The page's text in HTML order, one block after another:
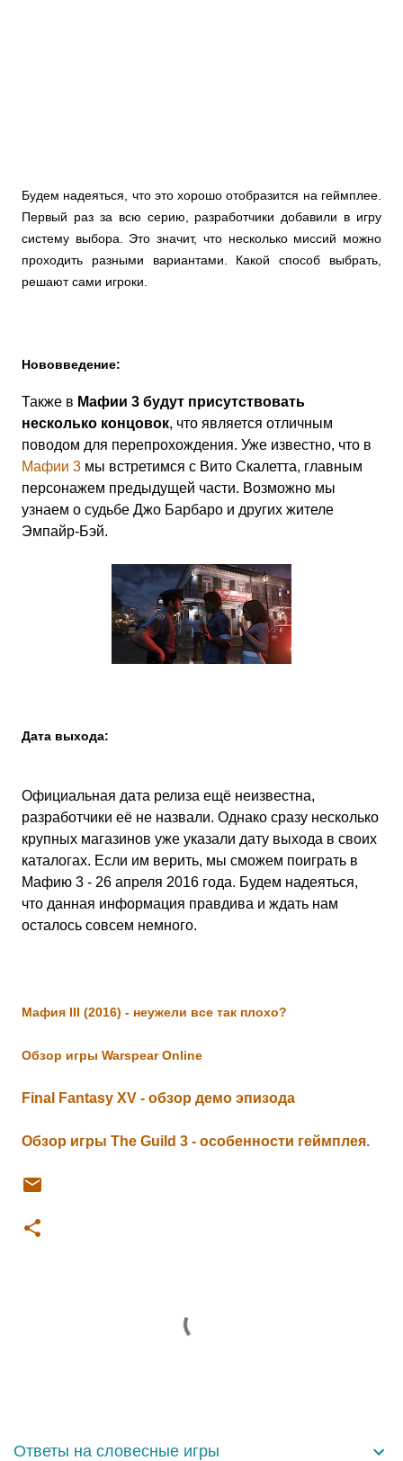
Будем надеяться, что это хорошо отобразится на геймплее.
Первый раз за всю серию, разработчики добавили в игру
систему выбора. Это значит, что несколько миссий можно
проходить разными вариантами. Какой способ выбрать,
решают сами игроки.
Нововведение:
Также в Мафии 3 будут присутствовать
несколько концовок, что является отличным
поводом для перепрохождения. Уже известно, что в
Мафии 3 мы встретимся с Вито Скалетта, главным
персонажем предыдущей части. Возможно мы
узнаем о судьбе Джо Барбаро и других жителе
Эмпайр-Бэй.
Дата выхода:
Официальная дата релиза ещё неизвестна,
разработчики её не назвали. Однако сразу несколько
крупных магазинов уже указали дату выхода в своих
каталогах. Если им верить, мы сможем поиграть в
Мафию 3 - 26 апреля 2016 года. Будем надеяться,
что данная информация правдива и ждать нам
осталось совсем немного.
Мафия III (2016) - неужели все так плохо?
Обзор игры Warspear Online
Final Fantasy XV - обзор демо эпизода
Обзор игры The Guild 3 - особенности геймплея.
Ответы на словесные игры